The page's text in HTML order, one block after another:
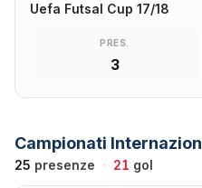
Uefa Futsal Cup 17/18
PRES.
3
Campionati
25 presenze · 21 gol